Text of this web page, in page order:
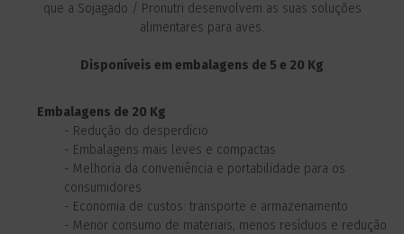
que a Sojagado / Pronutri desenvolvem as suas soluções
alimentares para aves.
Disponíveis em embalagens de 5 e 20 Kg
Embalagens de 20 Kg
- Redução do desperdício
- Embalagens mais leves e compactas
- Melhoria da conveniência e portabilidade para os
consumidores
- Economia de custos: transporte e armazenamento
- Menor consumo de materiais, menos resíduos e redução